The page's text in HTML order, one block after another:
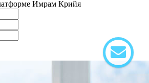
Имрам Крийя